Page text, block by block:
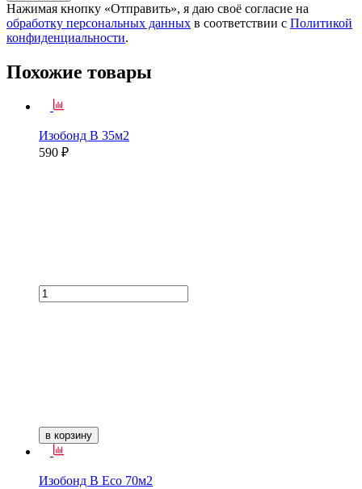
Нажимая кнопку «Отправить», я даю своё согласие на
обработку персональных данных в соответствии с Политикой
конфиденциальности.
Похожие товары
Изобонд B 35м2
590 ₽
в корзину
Изобонд B Eco 70м2